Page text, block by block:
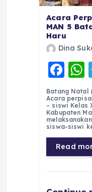
Acara
MAN 5
Haru
Dina
F
a
c
e
b
o
o
Batang Natal
Acara
– siswi Kelas
Kabupaten
siswa-siswi
Read